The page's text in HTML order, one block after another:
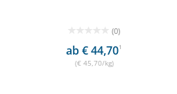
(0)
ab € 44,701
(€ 45,70/kg)